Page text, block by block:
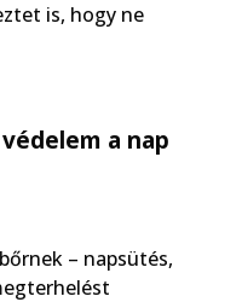
is, hogy ne
a nap
– napsütés,